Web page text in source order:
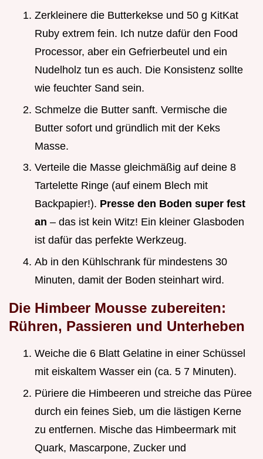
Zerkleinere die Butterkekse und 50 g KitKat
Ruby extrem fein. Ich nutze dafür den Food
Processor, aber ein Gefrierbeutel und ein
Nudelholz tun es auch. Die Konsistenz sollte
wie feuchter Sand sein.
Schmelze die Butter sanft. Vermische die
Butter sofort und gründlich mit der Keks
Masse.
Verteile die Masse gleichmäßig auf deine 8
Tartelette Ringe (auf einem Blech mit
Backpapier!). Presse den Boden super fest
an – das ist kein Witz! Ein kleiner Glasboden
ist dafür das perfekte Werkzeug.
Ab in den Kühlschrank für mindestens 30
Minuten, damit der Boden steinhart wird.
Die Himbeer Mousse zubereiten:
Rühren, Passieren und Unterheben
Weiche die 6 Blatt Gelatine in einer Schüssel
mit eiskaltem Wasser ein (ca. 5 7 Minuten).
Püriere die Himbeeren und streiche das Püree
durch ein feines Sieb, um die lästigen Kerne
zu entfernen. Mische das Himbeermark mit
Quark, Mascarpone, Zucker und